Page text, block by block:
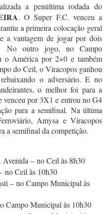
a penúltima rodada do
. O Super F.C. venceu a
a primeira colocação geral
a vantagem de jogar por dois
No outro jogo, no Campo
o América por 2×0 e também
do Ceil, o Viracopos ganhou
o adversário. E no
o melhor foi para a
por 3X1 e entrou no G4
para a semifinal. Na última
Amysa e Viracopos
a semifinal da competição.
– no Ceil às 8h30
no Ceil às 10h30
– no Campo Municipal às
Campo Municipal às 10h30